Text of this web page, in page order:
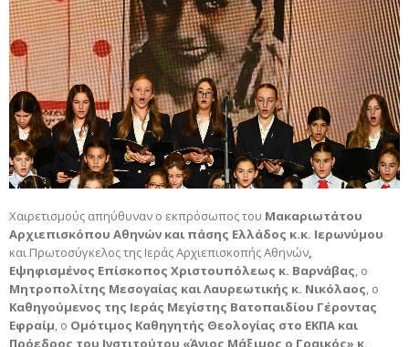
Χαιρετισμούς απηύθυναν ο εκπρόσωπος του Μακαριωτάτου
Αρχιεπισκόπου Αθηνών και πάσης Ελλάδος κ.κ. Ιερωνύμου
και Πρωτοσύγκελος της Ιεράς Αρχιεπισκοπής Αθηνών,
Εψηφισμένος Επίσκοπος Χριστουπόλεως κ. Βαρνάβας, ο
Μητροπολίτης Μεσογαίας και Λαυρεωτικής κ. Νικόλαος, ο
Καθηγούμενος της Ιεράς Μεγίστης Βατοπαιδίου Γέροντας
Εφραίμ, ο Ομότιμος Καθηγητής Θεολογίας στο ΕΚΠΑ και